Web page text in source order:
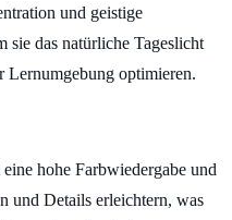
und geistige
sie das natürliche Tageslicht
Lernumgebung optimieren.
hohe Farbwiedergabe und
und Details erleichtern, was